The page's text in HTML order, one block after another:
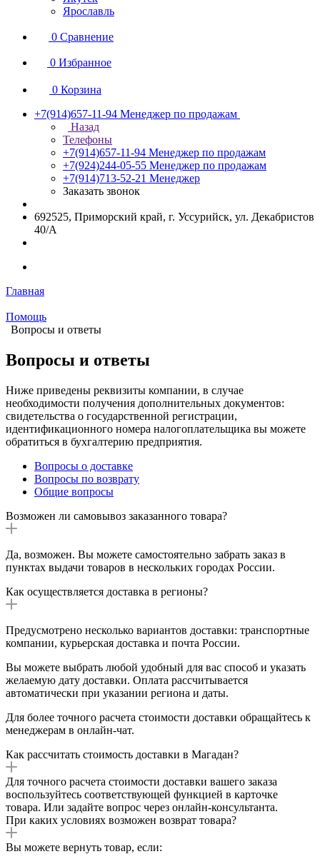
Ярославль
0 Сравнение
0 Избранное
0 Корзина
+7(914)657-11-94 Менеджер по продажам
Назад
Телефоны
+7(914)657-11-94 Менеджер по продажам
+7(924)244-05-55 Менеджер по продажам
+7(914)713-52-21 Менеджер
Заказать звонок
692525, Приморский край, г. Уссурийск, ул. Декабристов
40/А
Главная
Помощь
Вопросы и ответы
Вопросы и ответы
Ниже приведены реквизиты компании, в случае
необходимости получения дополнительных документов:
свидетельства о государственной регистрации,
идентификационного номера налогоплательщика вы можете
обратиться в бухгалтерию предприятия.
Вопросы о доставке
Вопросы по возврату
Общие вопросы
Возможен ли самовывоз заказанного товара?
Да, возможен. Вы можете самостоятельно забрать заказ в
пунктах выдачи товаров в нескольких городах России.
Как осуществляется доставка в регионы?
Предусмотрено несколько вариантов доставки: транспортные
компании, курьерская доставка и почта России.
Вы можете выбрать любой удобный для вас способ и указать
желаемую дату доставки. Оплата рассчитывается
автоматически при указании региона и даты.
Для более точного расчета стоимости доставки обращайтесь к
менеджерам в онлайн-чат.
Как рассчитать стоимость доставки в Магадан?
Для точного расчета стоимости доставки вашего заказа
воспользуйтесь соответствующей функцией в карточке
товара. Или задайте вопрос через онлайн-консультанта.
При каких условиях возможен возврат товара?
Вы можете вернуть товар, если: